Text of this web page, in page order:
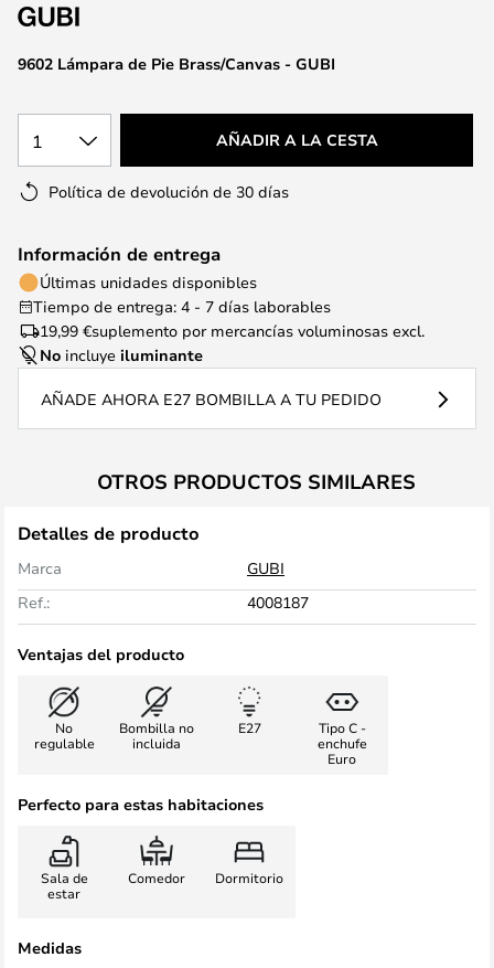
galería
imágenes
9602 Lámpara de Pie Brass/Canvas - GUBI
1 AÑADIR A LA CESTA
Política de devolución de 30 días
Información de entrega
Últimas unidades disponibles
Tiempo de entrega: 4 - 7 días laborables
19,99 €suplemento por mercancías voluminosas excl.
No incluye iluminante
AÑADE AHORA E27 BOMBILLA A TU PEDIDO
OTROS PRODUCTOS SIMILARES
Detalles de producto
Marca
GUBI
Ref.:
4008187
Ventajas del producto
No
regulable
Bombilla no
incluida
E27
Tipo C -
enchufe
Euro
Perfecto para estas habitaciones
Sala de
estar
Comedor Dormitorio
Medidas